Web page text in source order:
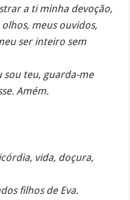
a ti minha devoção,
meus ouvidos,
ser inteiro sem
sou teu, guarda-me
Amém.
vida, doçura,
filhos de Eva.